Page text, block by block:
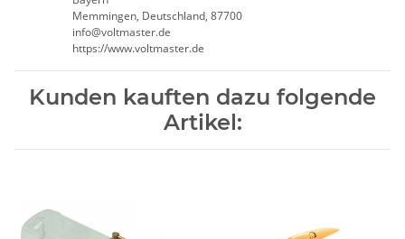
Memmingen, Deutschland, 87700
info@voltmaster.de
https://www.voltmaster.de
Kunden kauften dazu folgende
Artikel: